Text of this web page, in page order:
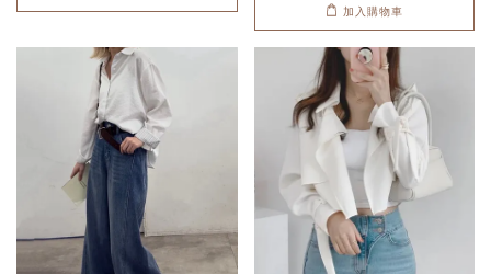
加入購物車